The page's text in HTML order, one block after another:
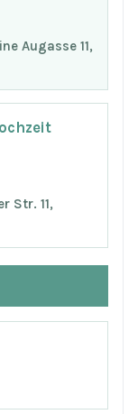
Augasse 11,
Str. 11,